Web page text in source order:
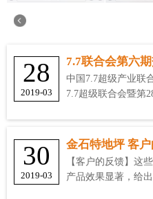
28
2019-03
7.7联合会第六
中国7.7超级产业联
7.7超级联合会暨第
30
2019-03
金石特地坪 客
【客户的反馈】这
产品效果显著，给